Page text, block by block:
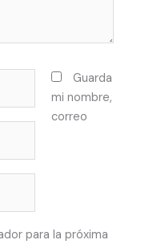
Guarda
mi nombre,
correo
para la próxima